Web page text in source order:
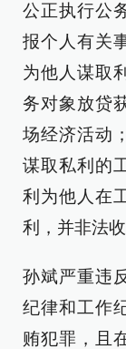
公正执行公
报个人有关
为他人谋取
务对象放贷
场经济活动
谋取私利的
利为他人在
利，并非法
孙斌严重违
纪律和工作
贿犯罪，且